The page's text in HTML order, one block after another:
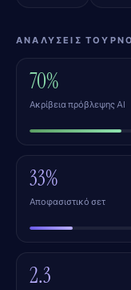
ΑΝΑΛΎΣΕΙΣ
70%
Ακρίβεια πρόβλεψης AI
33%
Αποφασιστικό σετ
2.3